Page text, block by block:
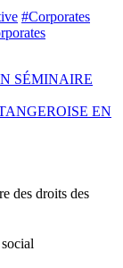
#Corporates
SÉMINAIRE
EN
des droits des